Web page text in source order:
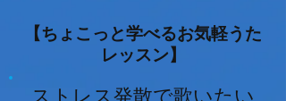
【ちょこっと学べるお気軽うた
レッスン】